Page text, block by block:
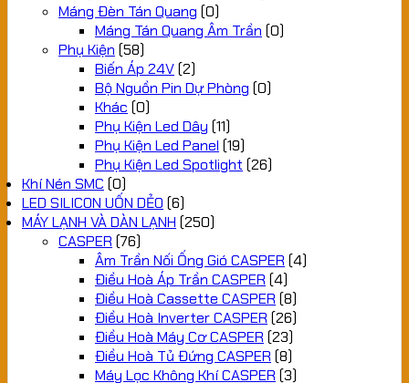
Máng Đèn Tán Quang (0)
Máng Tán Quang Âm Trần (0)
Phụ Kiện (58)
Biến Áp 24V(2)
Bộ Nguồn Pin Dự Phòng (0)
Khác (0)
Phụ Kiện Led Dây (11)
Phụ Kiện Led Panel (19)
Phụ Kiện Led Spotlight (26)
Khí Nén SMC (0)
LED SILICON UỐN DẺO (6)
MÁY LẠNH VÀ DÀN LẠNH (250)
CASPER (76)
Âm Trần Nối Ống Gió CASPER (4)
Điều Hoà Áp Trần CASPER (4)
Điều Hoà Cassette CASPER (8)
Điều Hoà Inverter CASPER (26)
Điều Hoà Máy Cơ CASPER (23)
Điều Hoà Tủ Đứng CASPER (8)
Máy Lọc Không Khí CASPER (3)